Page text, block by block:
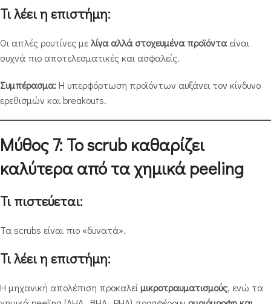
Τι λέει η επιστήμη:
Οι απλές ρουτίνες μελίγα αλλά στοχευμένα προϊόνταείναι
συχνά πιο αποτελεσματικές και ασφαλείς.
Συμπέρασμα:Η υπερφόρτωση προϊόντων αυξάνει τον κίνδυνο
ερεθισμών και breakouts.
Μύθος 7: Το scrub καθαρίζει
καλύτερα από τα χημικά peeling
Τι πιστεύεται:
Τα scrubs είναι πιο «δυνατά».
Τι λέει η επιστήμη:
Η μηχανική απολέπιση προκαλεί μικροτραυματισμούς, ενώ τα